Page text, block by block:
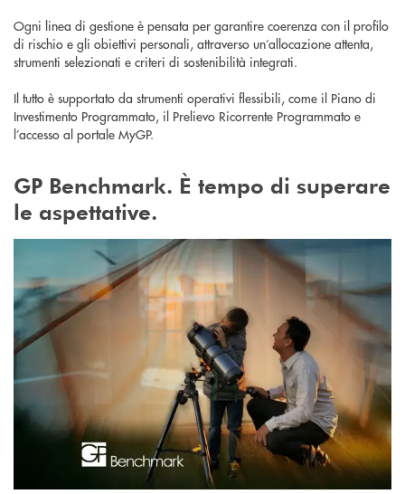
Ogni linea di gestione è pensata per garantire coerenza con il profilo
di rischio e gli obiettivi personali, attraverso un’allocazione attenta,
strumenti selezionati e criteri di sostenibilità integrati.
Il tutto è supportato da strumenti operativi flessibili, come il Piano di
Investimento Programmato, il Prelievo Ricorrente Programmato e
l’accesso al portale MyGP.
GP Benchmark. È tempo di superare
le aspettative.